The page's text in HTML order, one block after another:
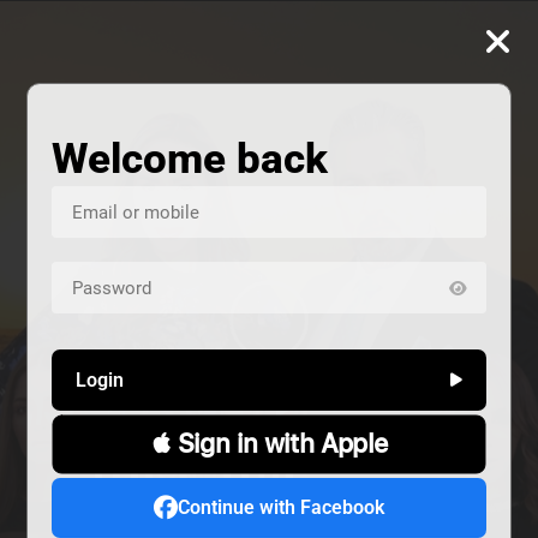
Welcome back
Login
 Sign in with Apple
Continue with Facebook
هند خانم
المشردون
ALIVE